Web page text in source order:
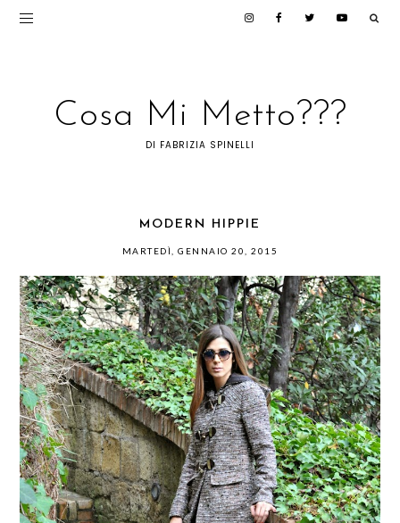
Cosa Mi Metto???
DI FABRIZIA SPINELLI
MODERN HIPPIE
MARTEDÌ, GENNAIO 20, 2015